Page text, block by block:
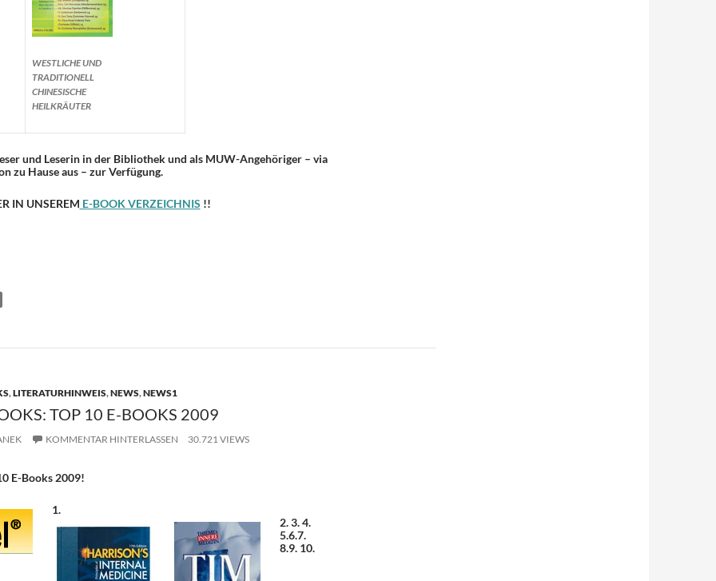
WESTLICHE UND
TRADITIONELL
CHINESISCHE
HEILKRÄUTER
und Leserin in der Bibliothek und als MUW-Angehöriger – via
zu Hause aus – zur Verfügung.
IN UNSEREM E-BOOK VERZEICHNIS !!
,LITERATURHINWEIS,NEWS,NEWS1
TOP 10 E-BOOKS 2009
KOMMENTAR HINTERLASSEN 30.721 VIEWS
E-Books 2009!
1.
2. 3. 4.
5.6.7.
8.9. 10.